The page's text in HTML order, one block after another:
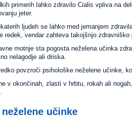
primerih lahko zdravilo Cialis vpliva na
jeter.
ljudeh se lahko med jemanjem
redek, vendar zahteva takojšnjo zdravniško
motnje sta pogosta neželena učinka
nelagodje ali driska.
povzroči psihološke neželene učinke,
v okončinah, zlasti v hrbtu, rokah ali
učinke